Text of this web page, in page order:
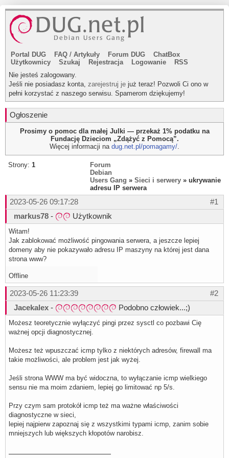
Portal DUG FAQ / Artykuły Forum DUG
ChatBox
Użytkownicy
Szukaj Rejestracja Logowanie
RSS
Nie jesteś zalogowany.
Jeśli nie posiadasz konta, zarejestruj je już teraz! Pozwoli Ci ono w
pełni korzystać z naszego serwisu. Spamerom dziękujemy!
Ogłoszenie
Prosimy o pomoc dla małej Julki — przekaż 1% podatku na
Fundację Dzieciom „Zdążyć z Pomocą”.
Więcej informacji na dug.net.pl/pomagamy/.
Strony: 1
Forum
Debian
Users Gang » Sieci i serwery » ukrywanie
adresu IP serwera
#1
2023-05-26 09:17:28
markus78 - Użytkownik
Witam!
Jak zablokować możliwość pingowania serwera, a jeszcze lepiej
domeny aby nie pokazywało adresu IP maszyny na której jest dana
strona www?
Offline
#2
2023-05-26 11:23:39
Jacekalex - Podobno człowiek...;)
Możesz teoretycznie wyłączyć pingi przez sysctl co pozbawi Cię
ważnej opcji diagnostycznej.
Możesz też wpuszczać icmp tylko z niektórych adresów, firewall ma
takie możliwości, ale problem jest jak wyżej.
Jeśli strona WWW ma być widoczna, to wyłączanie icmp wielkiego
sensu nie ma moim zdaniem, lepiej go limitować np 5/s.
Przy czym sam protokół icmp też ma ważne właściwości
diagnostyczne w sieci,
lepiej najpierw zapoznaj się z wszystkimi typami icmp, zanim sobie
mniejszych lub większych kłopotów narobisz.